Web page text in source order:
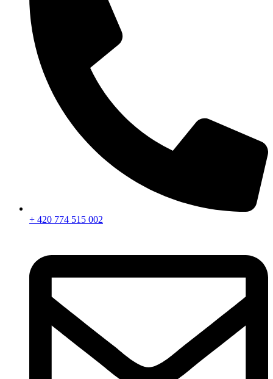
+ 420 774 515 002